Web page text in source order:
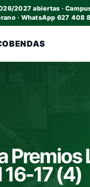
2027 abiertas ·
· WhatsApp 627 408
Premios
17 (4)